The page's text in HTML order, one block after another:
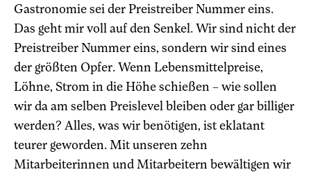
Gastronomie sei der Preistreiber Nummer eins.
Das geht mir voll auf den Senkel. Wir sind nicht der
Preistreiber Nummer eins, sondern wir sind eines
der größten Opfer. Wenn Lebensmittelpreise,
Löhne, Strom in die Höhe schießen – wie sollen
wir da am selben Preislevel bleiben oder gar billiger
werden? Alles, was wir benötigen, ist eklatant
teurer geworden. Mit unseren zehn
Mitarbeiterinnen und Mitarbeitern bewältigen wir